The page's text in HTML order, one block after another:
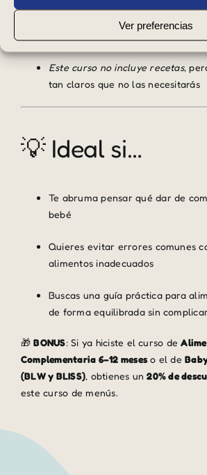
Ver preferencias
Diseñados para una alimentación
Este curso no incluye recetas,
tan claros que no las necesitarás
💡 Ideal si…
Te abruma pensar qué dar de
bebé
Quieres evitar errores comunes
alimentos inadecuados
Buscas una guía práctica para
de forma equilibrada sin
🎁BONUS: Si ya hiciste el curso de
Complementaria 6–12 meseso el de
(BLW y BLISS), obtienes un20% de
este curso de menús.